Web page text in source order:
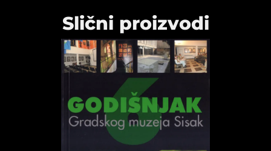
Slični proizvodi